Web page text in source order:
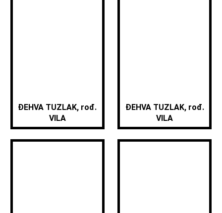
ĐEHVA TUZLAK, rođ.
VILA
ĐEHVA TUZLAK, rođ.
VILA